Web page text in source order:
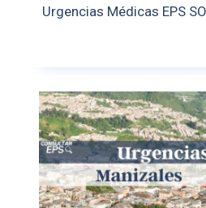
Urgencias Médicas EPS